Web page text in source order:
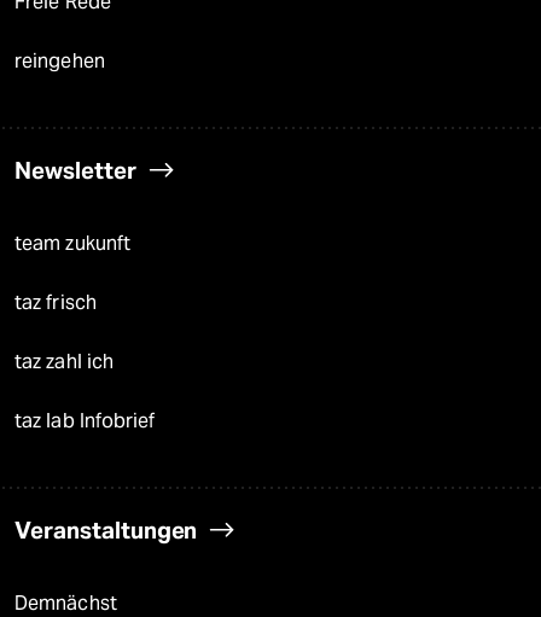
reingehen
Newsletter
team zukunft
taz frisch
taz zahl ich
taz lab Infobrief
Veranstaltungen
Demnächst